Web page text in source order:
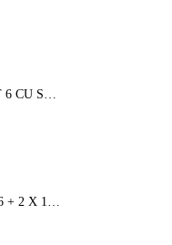
CABLU SFTP CAT 6 CU SUFA, DE EXTERIOR 8 FIRE X 0,56 MM
CABLU FTP CAT.6 + 2 X 1.5 MM2 ( LITAT ) CU SUFA